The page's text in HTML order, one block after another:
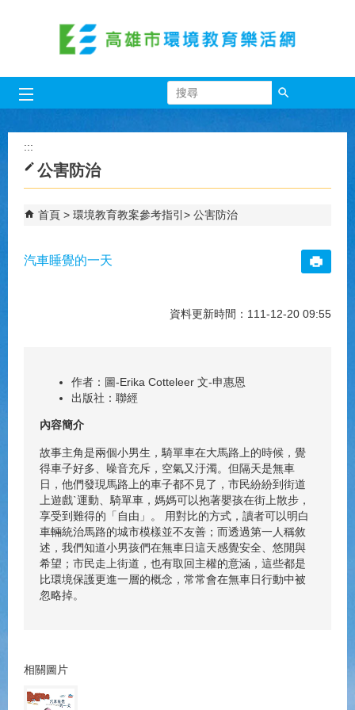
搜尋
:::
公害防治
首頁 環境教育教案參考指引 公害防治
汽車睡覺的一天
資料更新時間：111-12-20 09:55
作者：圖-Erika Cotteleer 文-申惠恩
出版社：聯經
內容簡介
故事主角是兩個小男生，騎單車在大馬路上的時候，覺
得車子好多、噪音充斥，空氣又汙濁。但隔天是無車
日，他們發現馬路上的車子都不見了，市民紛紛到街道
上遊戲ˋ運動、騎單車，媽媽可以抱著嬰孩在街上散步，
享受到難得的「自由」。 用對比的方式，讀者可以明白
車輛統治馬路的城市模樣並不友善；而透過第一人稱敘
述，我們知道小男孩們在無車日這天感覺安全、悠閒與
希望；市民走上街道，也有取回主權的意涵，這些都是
比環境保護更進一層的概念，常常會在無車日行動中被
忽略掉。
相關圖片